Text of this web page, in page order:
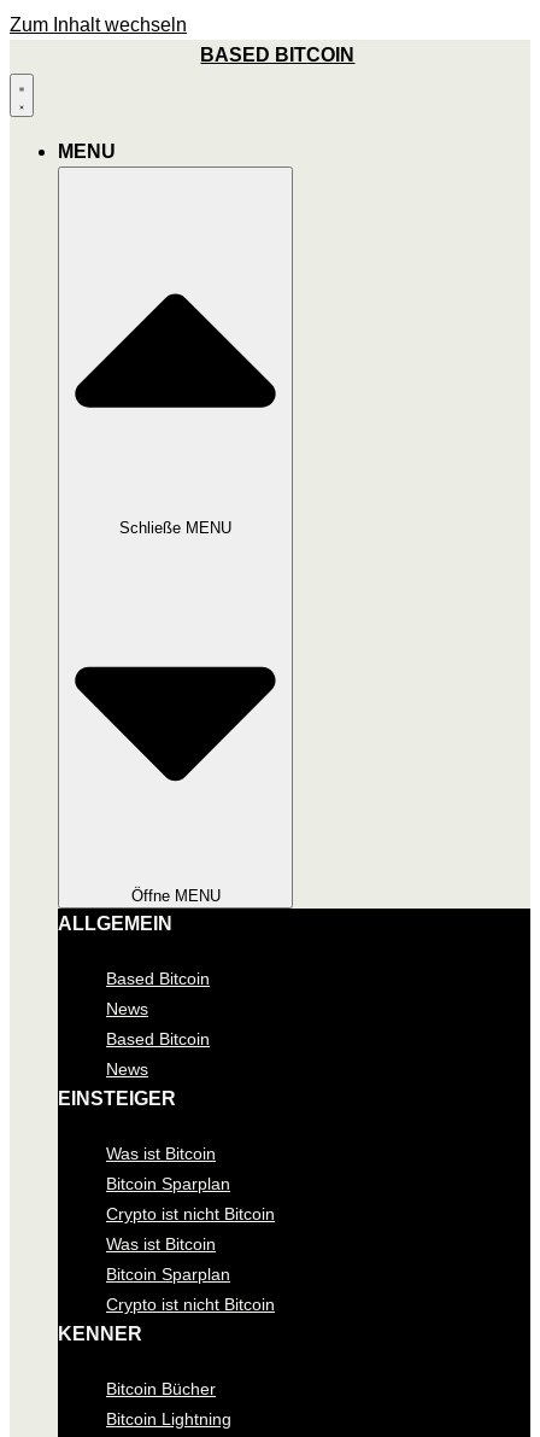
Zum Inhalt wechseln
BASED BITCOIN
MENU
Schließe MENU
Öffne MENU
ALLGEMEIN
Based Bitcoin
News
Based Bitcoin
News
EINSTEIGER
Was ist Bitcoin
Bitcoin Sparplan
Crypto ist nicht Bitcoin
Was ist Bitcoin
Bitcoin Sparplan
Crypto ist nicht Bitcoin
KENNER
Bitcoin Bücher
Bitcoin Lightning